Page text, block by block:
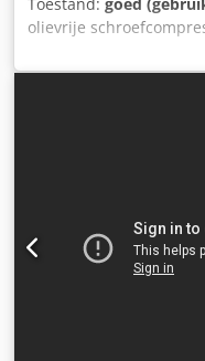
olievrije
Model SF2+FF 7,75 bar
driefasig, 2,2 kW / 3 pk,
weinig gebruikt